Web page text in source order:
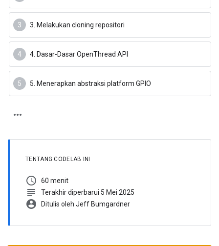
3. Melakukan cloning repositori
4. Dasar-Dasar OpenThread API
5. Menerapkan abstraksi platform GPIO
TENTANG CODELAB INI
schedule 60 menit
subject Terakhir diperbarui 5 Mei 2025
account_circle Ditulis oleh Jeff Bumgardner